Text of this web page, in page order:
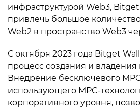
инфраструктурой Web3,
привлечь большое
Web2 в пространство Web3
С октября 2023 года Bitget
процесс создания и
Внедрение бесключевого
использующего MPC-
корпоративного уровня,